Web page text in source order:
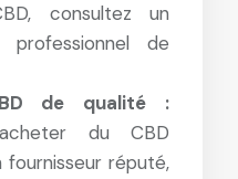
consultez un
de
de qualité :
du CBD
fournisseur réputé,